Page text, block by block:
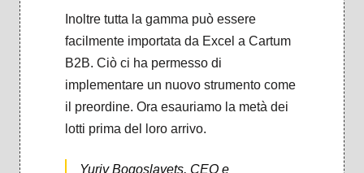
Inoltre tutta la gamma può essere
facilmente importata da Excel a Cartum
B2B. Ciò ci ha permesso di
implementare un nuovo strumento come
il preordine. Ora esauriamo la metà dei
lotti prima del loro arrivo.
Yuriy Bogoslavets, CEO e